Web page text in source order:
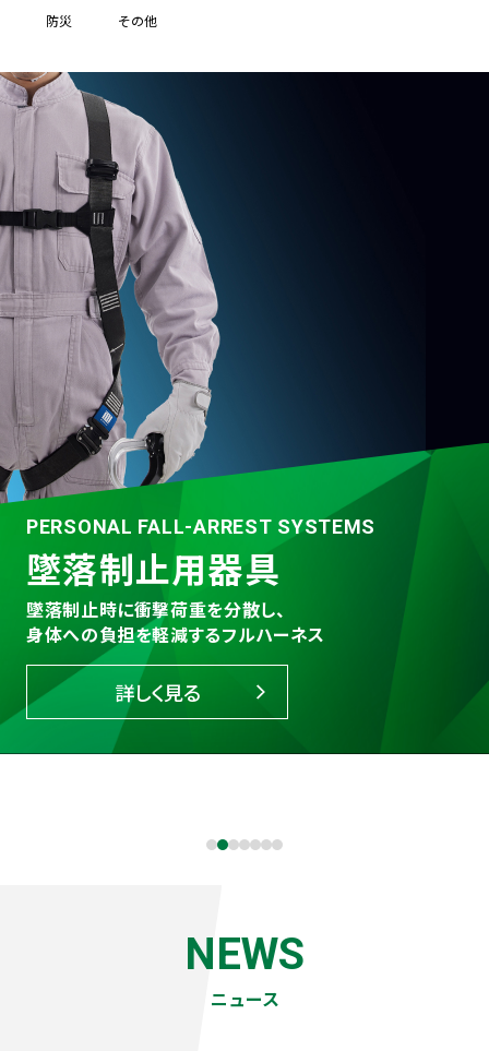
防災 その他
SAFETY HELMET
保護帽
外部からの衝撃を吸収し
頭部に伝わる衝撃を最小限に抑える保護帽
豊富なラインナップと多彩できめ細やかな
バリエーションを備えています
詳しく見る
PERSONAL FALL-ARREST SYSTEMS
墜落制止用器具
墜落制止時に衝撃荷重を分散し、
身体への負担を軽減するフルハーネス
詳しく見る
DUCT/FAN
風管
閉塞された場所の作業で
幅広く利用されている換気設備用品
詳しく見る
TWOWAYRADIO
無線機
確実な通話を実現する簡潔で
信頼性の高い機能を備えた
フレキシブル通話システム
詳しく見る
WEARABLE DEVICE
ウェアラブル機器
「現場」と「事務所」をつなぐ
遠隔支援ウェアラブル機器
詳しく見る
DISASTER PREVENTION
防災
子供用の防災ヘルメットや
本棚や引き出しに収納でき
保管に便利な回転式ヘルメット 他
詳しく見る
OTHERS
その他
環境整備用品、安全衛生用品、
用途別安全用品など
あらゆるものを取り扱い
詳しく見る
123456
NEWS
ニュース